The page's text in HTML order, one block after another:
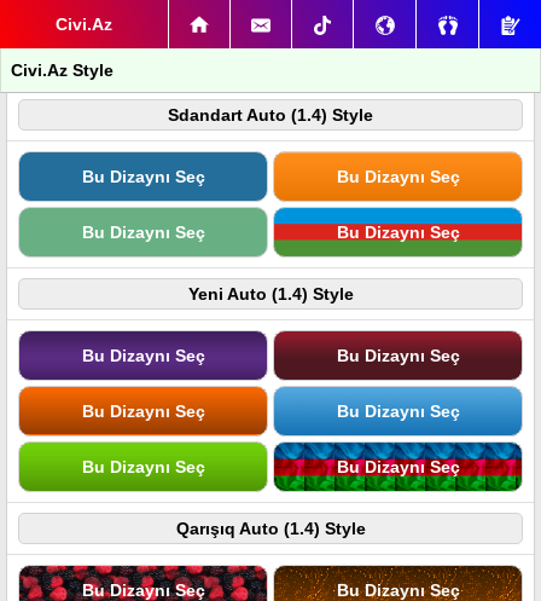
Civi.Az
Civi.Az Style
Sdandart Auto (1.4) Style
Bu Dizaynı Seç Bu Dizaynı Seç
Bu Dizaynı Seç Bu Dizaynı Seç
Yeni Auto (1.4) Style
Bu Dizaynı Seç Bu Dizaynı Seç
Bu Dizaynı Seç Bu Dizaynı Seç
Bu Dizaynı Seç Bu Dizaynı Seç
Qarışıq Auto (1.4) Style
Bu Dizaynı Seç Bu Dizaynı Seç